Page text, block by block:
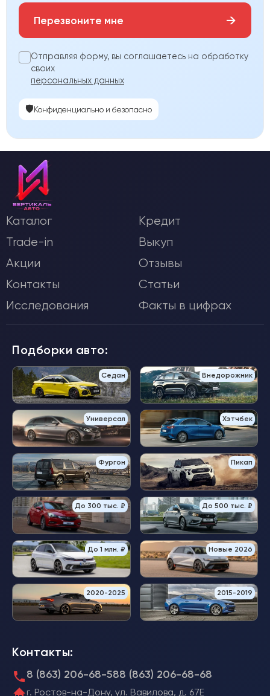
Перезвоните мне →
Отправляя форму, вы соглашаетесь на обработку
своих
персональных данных
🛡️Конфиденциально и безопасно
Каталог
Кредит
Trade-in
Выкуп
Акции
Отзывы
Контакты
Статьи
Исследования
Факты в цифрах
Подборки авто:
Седан Внедорожник
Универсал Хэтчбек
Фургон Пикап
До 300 тыс. ₽ До 500 тыс. ₽
До 1 млн. ₽ Новые 2026
2020-2025 2015-2019
Контакты:
8 (863) 206-68-588 (863) 206-68-68
г. Ростов-на-Дону, ул. Вавилова, д. 67Е